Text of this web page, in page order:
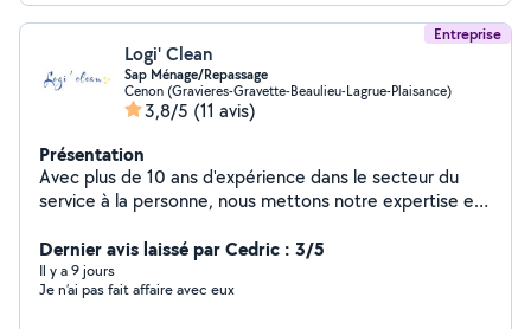
Entreprise
Logi' Clean
Sap Ménage/Repassage
Cenon (Gravieres-Gravette-Beaulieu-Lagrue-Plaisance)
3,8/5 (11 avis)
Présentation
Avec plus de 10 ans d'expérience dans le secteur du
service à la personne, nous mettons notre expertise et
offrir un cadre de vie sain et agréable. Spécialisés dans
les prestations de ménage et repassage, nous
intervenons avec professionnalisme et efficacité pour
Dernier avis laissé par Cedric : 3/5
Il y a 9 jours
Je n’ai pas fait affaire avec eux